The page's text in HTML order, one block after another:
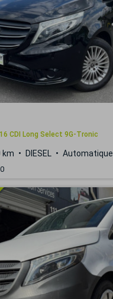
CDI Long Select 9G-Tronic
km DIESEL Automatique